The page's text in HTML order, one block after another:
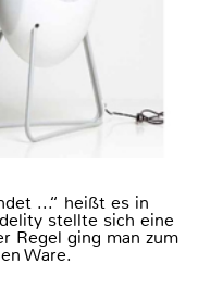
...“ heißt es in
stellte sich eine
Regel ging man zum
Ware.